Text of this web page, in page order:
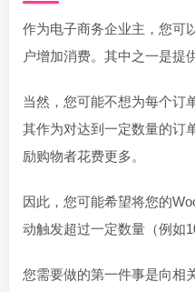
作为电子商务企业主，您可
户增加消费。其中之一是提
当然，您可能不想为每个订
其作为对达到一定数量的订
励购物者花费更多。
因此，您可能希望将您的
动触发超过一定数量（例如
您需要做的第一件事是向相